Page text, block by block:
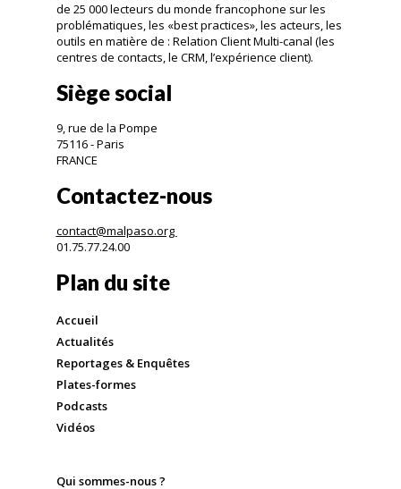
de 25 000 lecteurs du monde francophone sur les
problématiques, les «best practices», les acteurs, les
outils en matière de : Relation Client Multi-canal (les
centres de contacts, le CRM, l’expérience client).
Siège social
9, rue de la Pompe
75116 - Paris
FRANCE
Contactez-nous
contact@malpaso.org
01.75.77.24.00
Plan du site
Accueil
Actualités
Reportages & Enquêtes
Plates-formes
Podcasts
Vidéos
Qui sommes-nous ?